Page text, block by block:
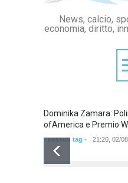
News, calcio,
economia, diritto,
Dominika Zamara:
ofAmerica e Premio
- nessun tag - 21:20, 02/